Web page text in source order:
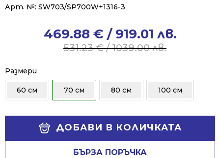
Арт. №: SW703/SP700W+1316-3
531.23€/ 1039.00 лв.
531.23 €
/
1039.00 лв..
469.88 € / 919.01 лв.
469.88 €
/
919.01 лв..
Размери
60 см 70 см 80 см 100 см
ДОБАВИ В КОЛИЧКАТА
БЪРЗА ПОРЪЧКА